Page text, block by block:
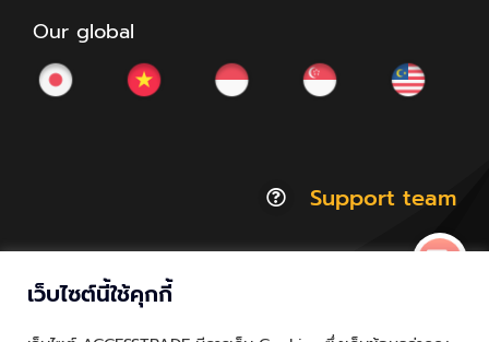
Our global
Support team
เว็บไซต์นี้ใช้คุกกี้